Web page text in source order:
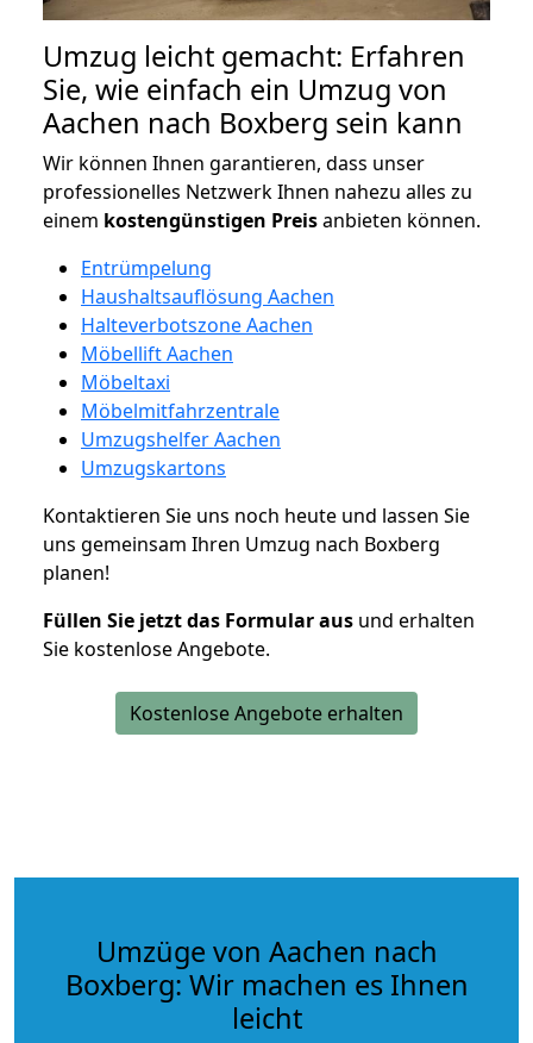
Umzug leicht gemacht: Erfahren
Sie, wie einfach ein Umzug von
Aachen nach Boxberg sein kann
Wir können Ihnen garantieren, dass unser
professionelles Netzwerk Ihnen nahezu alles zu
einem kostengünstigen Preisanbieten können.
Entrümpelung
Haushaltsauflösung Aachen
Halteverbotszone Aachen
Möbellift Aachen
Möbeltaxi
Möbelmitfahrzentrale
Umzugshelfer Aachen
Umzugskartons
Kontaktieren Sie uns noch heute und lassen Sie
uns gemeinsam Ihren Umzug nach Boxberg
planen!
Füllen Sie jetzt das Formular aus und erhalten
Sie kostenlose Angebote.
Kostenlose Angebote erhalten
Umzüge von Aachen nach
Boxberg: Wir machen es Ihnen
leicht